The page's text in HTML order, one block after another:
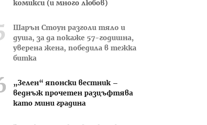
комикси (и много любов)
Шарън Стоун разголи тяло и
душа, за да покаже 57-годишна,
уверена жена, победила в тежка
битка
„Зелен“ японски вестник –
веднъж прочетен разцъфтява
като мини градина